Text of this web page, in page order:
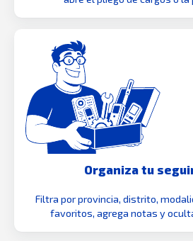
Organiza tu
Filtra por provincia, distrito,
favoritos, agrega notas y